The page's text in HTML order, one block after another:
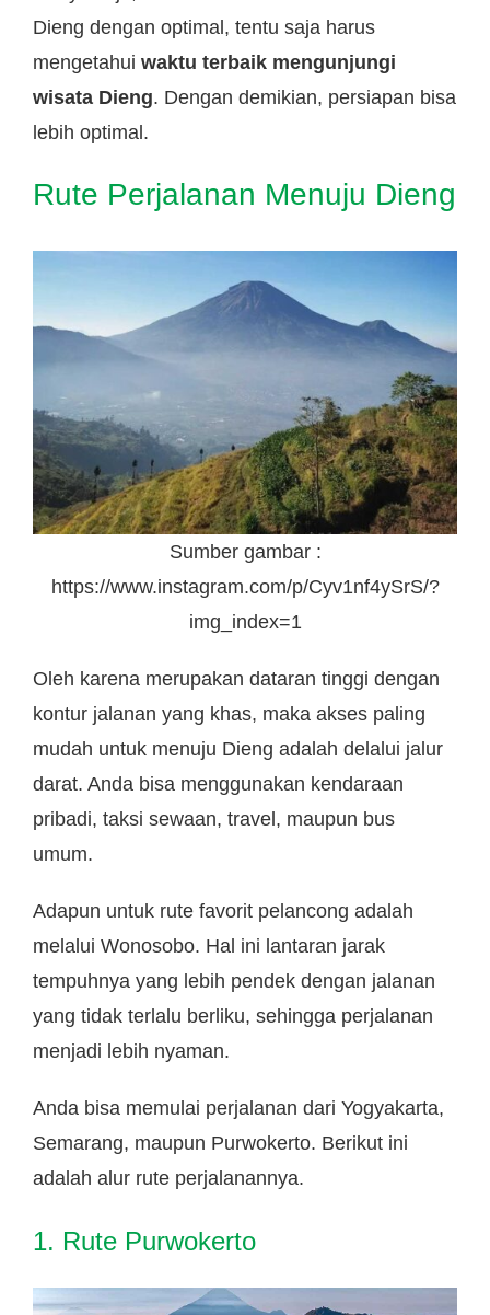
Dieng dengan optimal, tentu saja harus
mengetahui waktu terbaik mengunjungi
wisata Dieng. Dengan demikian, persiapan bisa
lebih optimal.
Rute Perjalanan Menuju Dieng
Sumber gambar :
https://www.instagram.com/p/Cyv1nf4ySrS/?
img_index=1
Oleh karena merupakan dataran tinggi dengan
kontur jalanan yang khas, maka akses paling
mudah untuk menuju Dieng adalah delalui jalur
darat. Anda bisa menggunakan kendaraan
pribadi, taksi sewaan, travel, maupun bus
umum.
Adapun untuk rute favorit pelancong adalah
melalui Wonosobo. Hal ini lantaran jarak
tempuhnya yang lebih pendek dengan jalanan
yang tidak terlalu berliku, sehingga perjalanan
menjadi lebih nyaman.
Anda bisa memulai perjalanan dari Yogyakarta,
Semarang, maupun Purwokerto. Berikut ini
adalah alur rute perjalanannya.
1. Rute Purwokerto